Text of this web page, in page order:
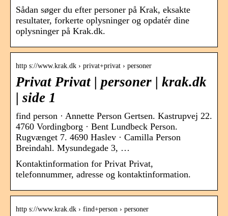
Sådan søger du efter personer på Krak, eksakte
resultater, forkerte oplysninger og opdatér dine
oplysninger på Krak.dk.
http s://www.krak.dk › privat+privat › personer
Privat Privat | personer | krak.dk
| side 1
find person · Annette Person Gertsen. Kastrupvej 22.
4760 Vordingborg · Bent Lundbeck Person.
Rugvænget 7. 4690 Haslev · Camilla Person
Breindahl. Mysundegade 3, …
Kontaktinformation for Privat Privat,
telefonnummer, adresse og kontaktinformation.
http s://www.krak.dk › find+person › personer